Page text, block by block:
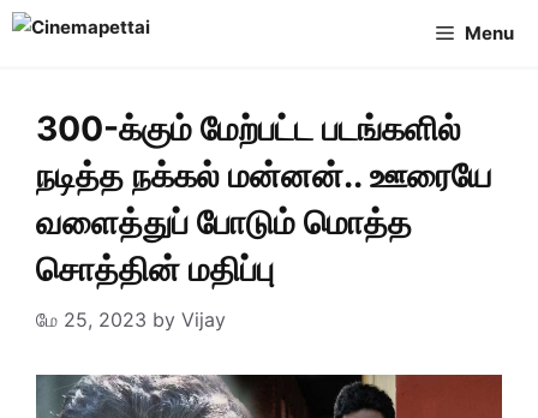
Skip
Menu
300-க்கும் மேற்பட்ட படங்களில்
நடித்த நக்கல் மன்னன்.. ஊரையே
வளைத்துப் போடும் மொத்த
சொத்தின் மதிப்பு
மே 25, 2023 by Vijay